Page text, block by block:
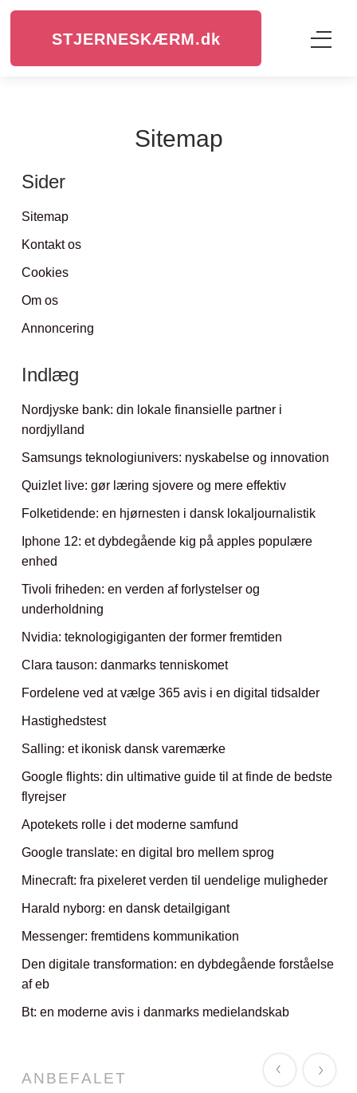
STJERNESKÆRM.dk
Sitemap
Sider
Sitemap
Kontakt os
Cookies
Om os
Annoncering
Indlæg
Nordjyske bank: din lokale finansielle partner i
nordjylland
Samsungs teknologiunivers: nyskabelse og innovation
Quizlet live: gør læring sjovere og mere effektiv
Folketidende: en hjørnesten i dansk lokaljournalistik
Iphone 12: et dybdegående kig på apples populære
enhed
Tivoli friheden: en verden af forlystelser og
underholdning
Nvidia: teknologigiganten der former fremtiden
Clara tauson: danmarks tenniskomet
Fordelene ved at vælge 365 avis i en digital tidsalder
Hastighedstest
Salling: et ikonisk dansk varemærke
Google flights: din ultimative guide til at finde de bedste
flyrejser
Apotekets rolle i det moderne samfund
Google translate: en digital bro mellem sprog
Minecraft: fra pixeleret verden til uendelige muligheder
Harald nyborg: en dansk detailgigant
Messenger: fremtidens kommunikation
Den digitale transformation: en dybdegående forståelse
af eb
Bt: en moderne avis i danmarks medielandskab
ANBEFALET